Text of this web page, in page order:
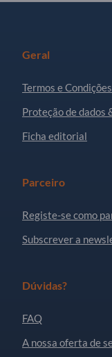
Geral
Termos e Condições
Proteção de dados
Ficha editorial
Parceiro
Registe-se como
Subscrever a
Dúvidas?
FAQ
A nossa oferta de